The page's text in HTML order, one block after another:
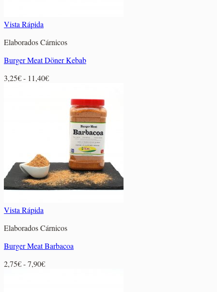
Vista Rápida
Elaborados Cárnicos
Burger Meat Döner Kebab
3,25€- 11,40€Rango
precios:
Vista Rápida
Elaborados Cárnicos
Burger Meat Barbacoa
2,75€-7,90€Rango